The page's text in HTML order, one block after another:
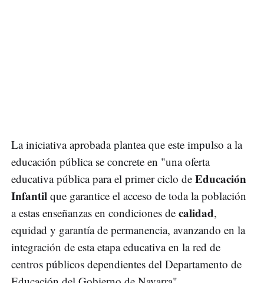
La iniciativa aprobada plantea que este impulso a la
educación pública se concrete en "una oferta
educativa pública para el primer ciclo de Educación
Infantil que garantice el acceso de toda la población
a estas enseñanzas en condiciones de calidad,
equidad y garantía de permanencia, avanzando en la
integración de esta etapa educativa en la red de
centros públicos dependientes del Departamento de